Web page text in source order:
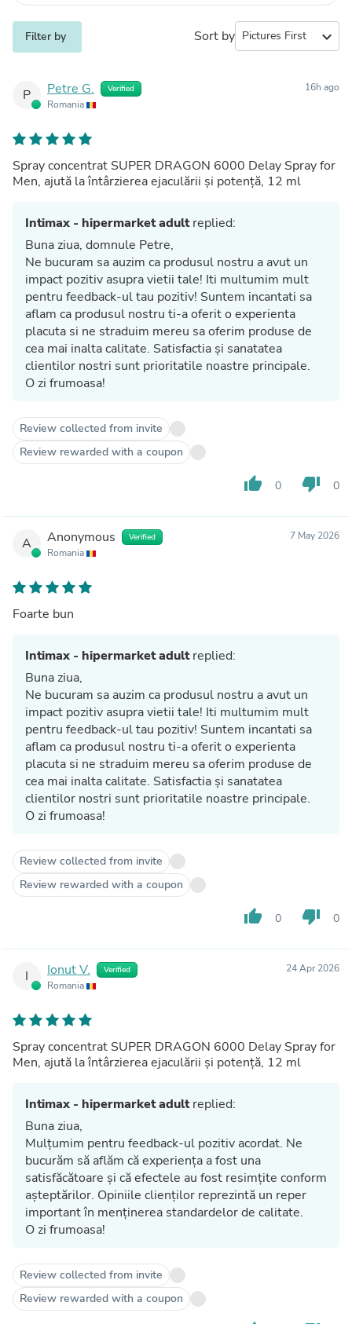
Filter by Sort by expand_more
P Petre G. Verified
Romania
16h ago
Spray concentrat SUPER DRAGON 6000 Delay Spray for
Men, ajută la întârzierea ejaculării și potență, 12 ml
Intimax - hipermarket adultreplied:
Buna ziua, domnule Petre,
Ne bucuram sa auzim ca produsul nostru a avut un
impact pozitiv asupra vietii tale! Iti multumim mult
pentru feedback-ul tau pozitiv! Suntem incantati sa
aflam ca produsul nostru ti-a oferit o experienta
placuta si ne straduim mereu sa oferim produse de
cea mai inalta calitate. Satisfactia și sanatatea
clientilor nostri sunt prioritatile noastre principale.
O zi frumoasa!
Review collected from invite
Review rewarded with a coupon
thumb_up 0 thumb_down 0
A Anonymous Verified
Romania
7 May 2026
Foarte bun
Intimax - hipermarket adultreplied:
Buna ziua,
Ne bucuram sa auzim ca produsul nostru a avut un
impact pozitiv asupra vietii tale! Iti multumim mult
pentru feedback-ul tau pozitiv! Suntem incantati sa
aflam ca produsul nostru ti-a oferit o experienta
placuta si ne straduim mereu sa oferim produse de
cea mai inalta calitate. Satisfactia și sanatatea
clientilor nostri sunt prioritatile noastre principale.
O zi frumoasa!
Review collected from invite
Review rewarded with a coupon
thumb_up 0 thumb_down 0
I Ionut V. Verified
Romania
24 Apr 2026
Spray concentrat SUPER DRAGON 6000 Delay Spray for
Men, ajută la întârzierea ejaculării și potență, 12 ml
Intimax - hipermarket adultreplied:
Buna ziua,
Mulțumim pentru feedback-ul pozitiv acordat. Ne
bucurăm să aflăm că experiența a fost una
satisfăcătoare și că efectele au fost resimțite conform
așteptărilor. Opiniile clienților reprezintă un reper
important în menținerea standardelor de calitate.
O zi frumoasa!
Review collected from invite
Review rewarded with a coupon